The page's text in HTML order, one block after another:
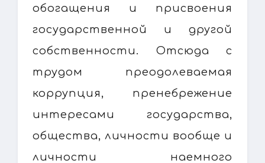
обогащения и присвоения
государственной и другой
собственности. Отсюда с
трудом преодолеваемая
коррупция, пренебрежение
интересами государства,
общества, личности вообще и
личности наемного